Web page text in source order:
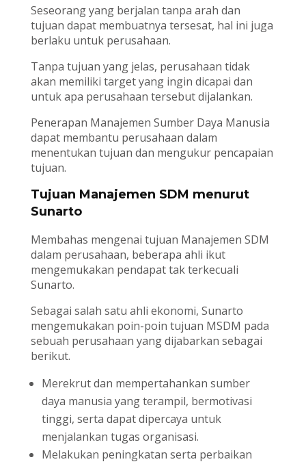
Seseorang yang berjalan tanpa arah dan
tujuan dapat membuatnya tersesat, hal ini juga
berlaku untuk perusahaan.
Tanpa tujuan yang jelas, perusahaan tidak
akan memiliki target yang ingin dicapai dan
untuk apa perusahaan tersebut dijalankan.
Penerapan Manajemen Sumber Daya Manusia
dapat membantu perusahaan dalam
menentukan tujuan dan mengukur pencapaian
tujuan.
Tujuan Manajemen SDM menurut
Sunarto
Membahas mengenai tujuan Manajemen SDM
dalam perusahaan, beberapa ahli ikut
mengemukakan pendapat tak terkecuali
Sunarto.
Sebagai salah satu ahli ekonomi, Sunarto
mengemukakan poin-poin tujuan MSDM pada
sebuah perusahaan yang dijabarkan sebagai
berikut.
Merekrut dan mempertahankan sumber
daya manusia yang terampil, bermotivasi
tinggi, serta dapat dipercaya untuk
menjalankan tugas organisasi.
Melakukan peningkatan serta perbaikan